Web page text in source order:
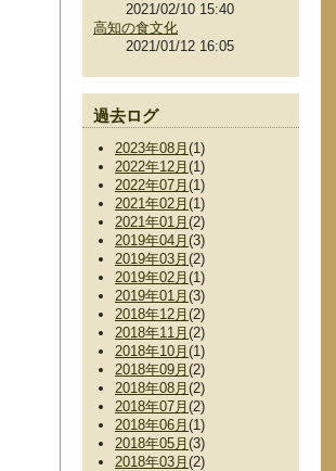
2021/02/10 15:40
高知の食文化
2021/01/12 16:05
過去ログ
2023年08月 (1)
2022年12月 (1)
2022年07月 (1)
2021年02月 (1)
2021年01月 (2)
2019年04月 (3)
2019年03月 (2)
2019年02月 (1)
2019年01月 (3)
2018年12月 (2)
2018年11月 (2)
2018年10月 (1)
2018年09月 (2)
2018年08月 (2)
2018年07月 (2)
2018年06月 (1)
2018年05月 (3)
2018年03月 (2)